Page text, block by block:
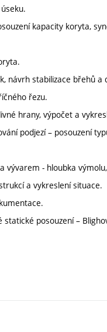
kapacity koryta,
návrh stabilizace břehů a
řezu.
hrany, výpočet a
podjezí – posouzení
vývarem - hloubka
a vykreslení situace.
posouzení –